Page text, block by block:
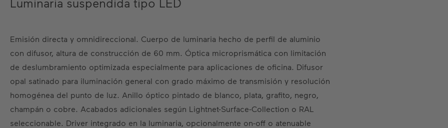
Emisión directa y omnidireccional. Cuerpo de luminaria hecho de perfil de aluminio
con difusor, altura de construcción de 60 mm. Óptica microprismática con limitación
de deslumbramiento optimizada especialmente para aplicaciones de oficina. Difusor
opal satinado para iluminación general con grado máximo de transmisión y resolución
homogénea del punto de luz. Anillo óptico pintado de blanco, plata, grafito, negro,
champán o cobre. Acabados adicionales según Lightnet-Surface-Collection o RAL
seleccionable. Driver integrado en la luminaria, opcionalmente on-off o atenuable